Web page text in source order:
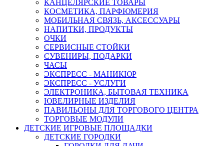
КАНЦЕЛЯРСКИЕ ТОВАРЫ
КОСМЕТИКА, ПАРФЮМЕРИЯ
МОБИЛЬНАЯ СВЯЗЬ, АКСЕССУАРЫ
НАПИТКИ, ПРОДУКТЫ
ОЧКИ
СЕРВИСНЫЕ СТОЙКИ
СУВЕНИРЫ, ПОДАРКИ
ЧАСЫ
ЭКСПРЕСС - МАНИКЮР
ЭКСПРЕСС - УСЛУГИ
ЭЛЕКТРОНИКА, БЫТОВАЯ ТЕХНИКА
ЮВЕЛИРНЫЕ ИЗДЕЛИЯ
ПАВИЛЬОНЫ ДЛЯ ТОРГОВОГО ЦЕНТРА
ТОРГОВЫЕ МОДУЛИ
ДЕТСКИЕ ИГРОВЫЕ ПЛОЩАДКИ
ДЕТСКИЕ ГОРОДКИ